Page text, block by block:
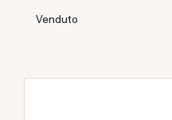
Venduto